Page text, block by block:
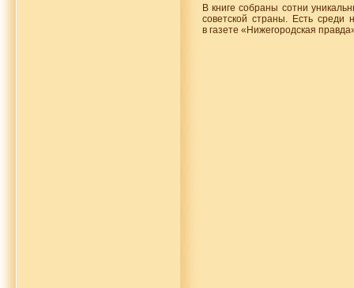
В книге собраны сотни
советской страны. Есть среди
в газете «Нижегородская